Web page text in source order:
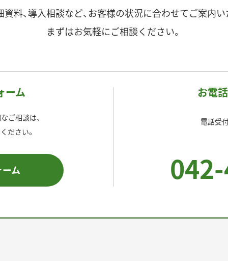
料、導入相談など、お客様の状況に合わせてご案内い
まずはお気軽にご相談ください。
ーム
ご相談は、
ださい。
ム
お電
電話受